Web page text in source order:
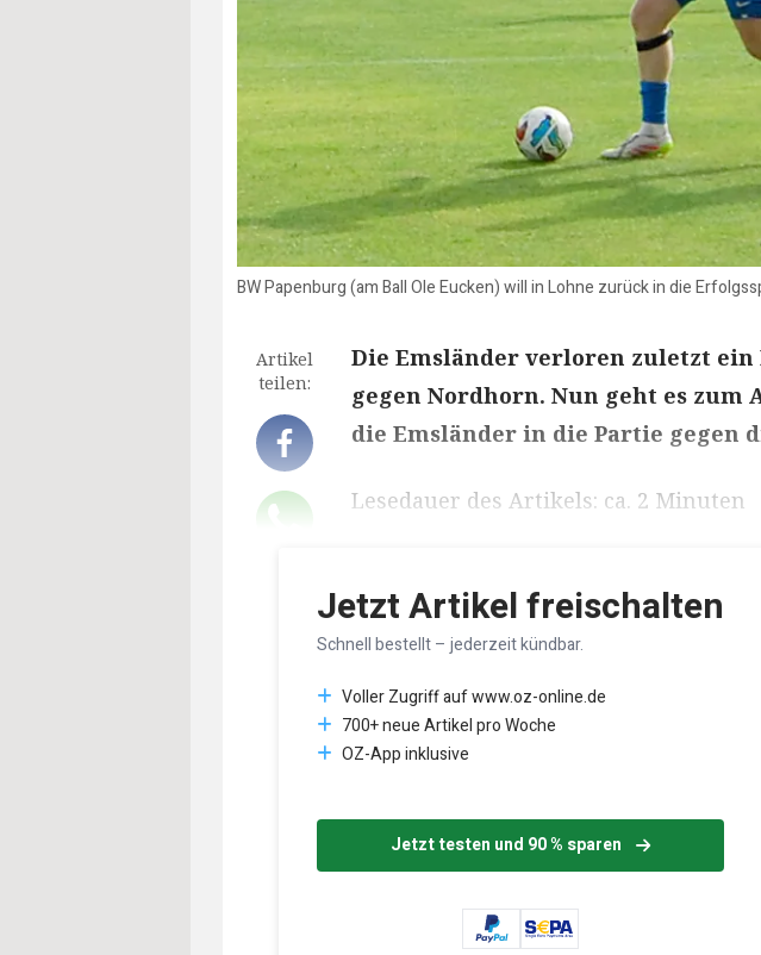
BW Papenburg (am Ball Ole Eucken) will in Lohne zurück in die
Artikel
teilen:
Die Emsländer verloren zuletzt
gegen Nordhorn. Nun geht es zum
die Emsländer in die Partie gegen
Lesedauer des Artikels: ca. 2 Minuten
Jetzt Artikel freischalten
Schnell bestellt – jederzeit kündbar.
Voller Zugriff auf www.oz-online.de
700+ neue Artikel pro Woche
OZ-App inklusive
Jetzt testen und 90 % sparen